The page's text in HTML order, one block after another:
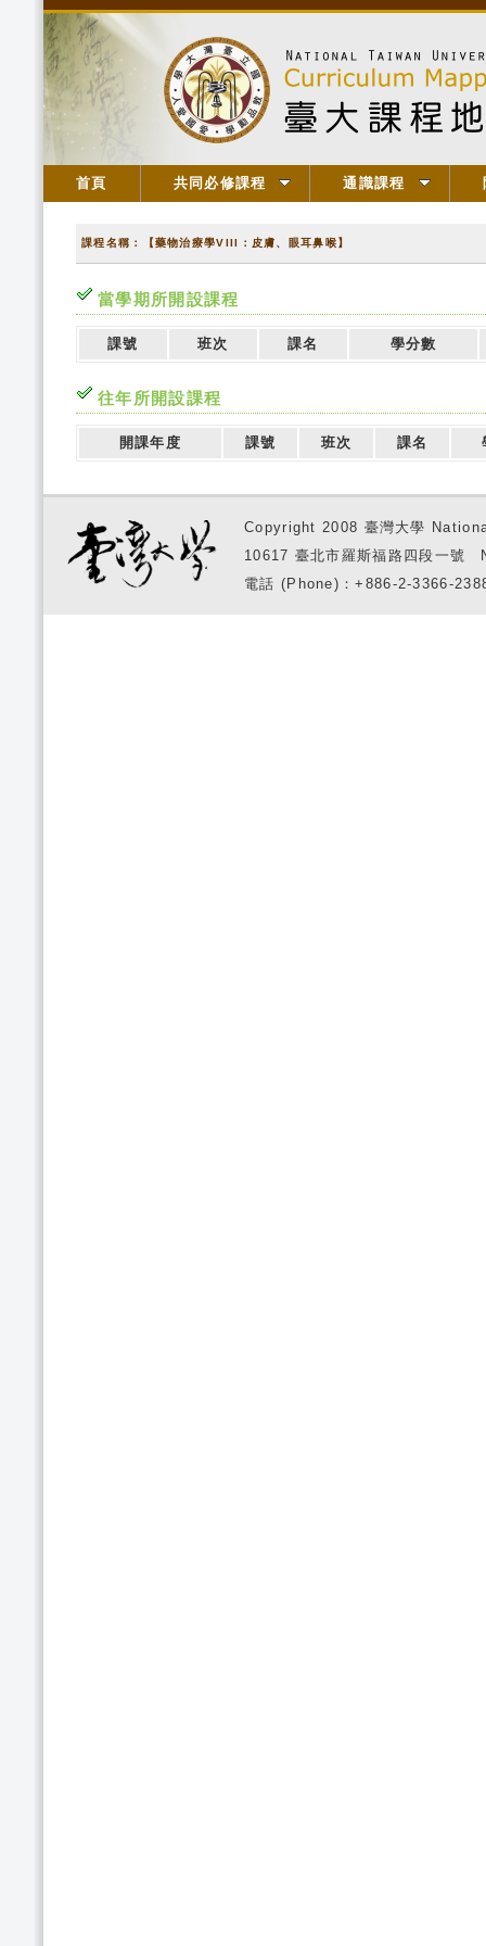
首頁 共同必修課程 通識課程
課程名稱：【藥物治療學VIII：皮膚、眼耳鼻喉】
當學期所開設課程
課號 班次 課名 學分數
往年所開設課程
開課年度 課號 班次 課名
Copyright 2008 臺灣大學
10617 臺北市羅斯福路四段一
電話 (Phone)：+886-2-3366-